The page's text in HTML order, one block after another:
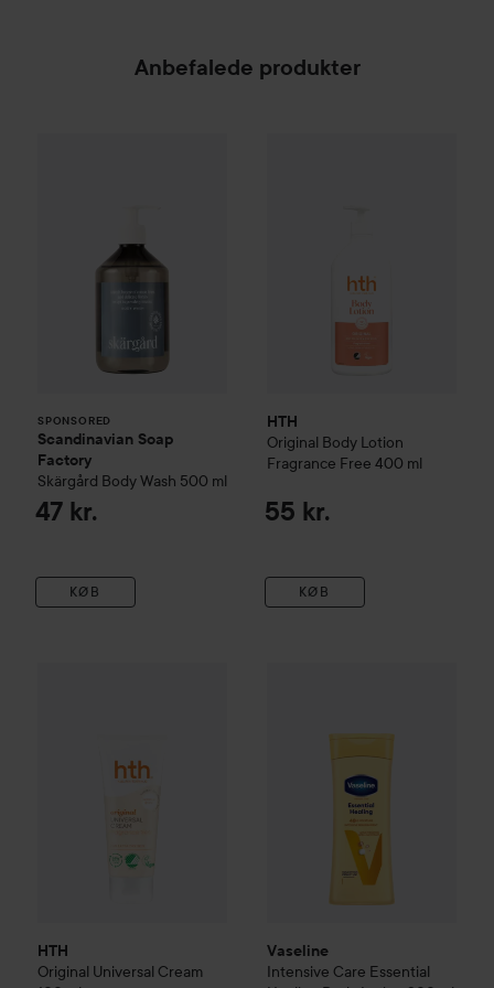
Anbefalede produkter
SPONSORED
Scandinavian Soap
Factory
Skärgård Body Wash 500 ml
47 kr.
KØB
HTH
Original Body Lotion
Fragrance Free 400 ml
55 kr.
KØB
HTH
Original Universal Cream
Vaseline
Intensive Care Essential